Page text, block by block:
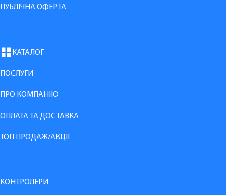
ПУБЛІЧНА ОФЕРТА
КАТАЛОГ
ПОСЛУГИ
ПРО КОМПАНІЮ
ОПЛАТА ТА ДОСТАВКА
ТОП ПРОДАЖ/АКЦІЇ
КОНТРОЛЕРИ